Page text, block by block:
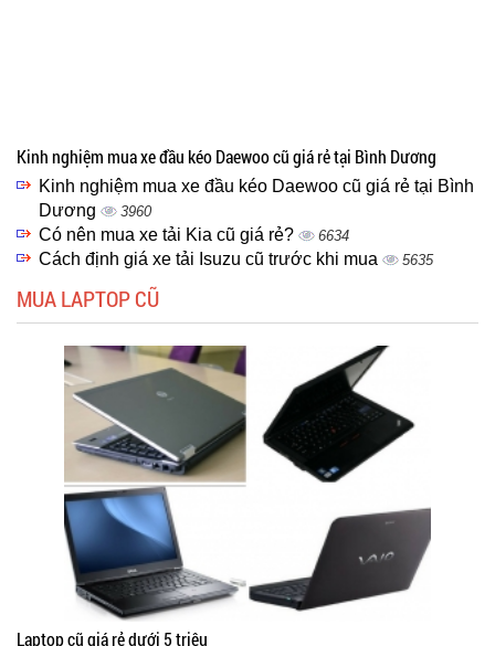
Kinh nghiệm mua xe đầu kéo Daewoo cũ giá rẻ tại Bình Dương
Kinh nghiệm mua xe đầu kéo Daewoo cũ giá rẻ tại Bình
Dương
3960
Có nên mua xe tải Kia cũ giá rẻ? 6634
Cách định giá xe tải Isuzu cũ trước khi mua 5635
MUA LAPTOP CŨ
Laptop cũ giá rẻ dưới 5 triệu